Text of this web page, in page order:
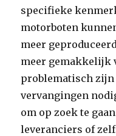
specifieke
motorboten
meer
meer gemakkelijk
problematisch
vervangingen
om op zoek te
leveranciers of